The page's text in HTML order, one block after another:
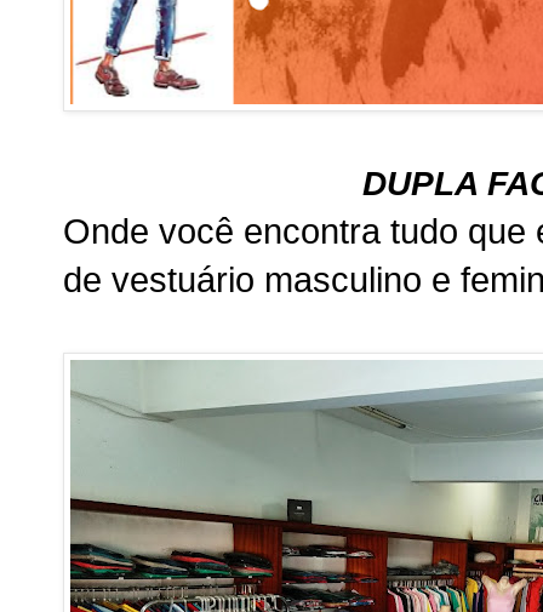
DUPLA
Onde você encontra tudo que
de vestuário masculino e